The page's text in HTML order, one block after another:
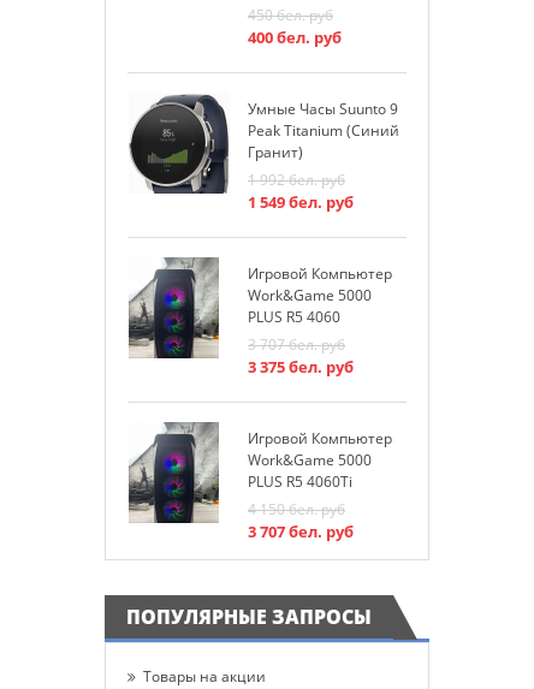
450бел. руб
400бел. руб
Умные Часы Suunto 9
Peak Titanium (синий
Гранит)
1 992бел. руб
1 549бел. руб
Игровой Компьютер
Work&Game 5000
PLUS R5 4060
3 707бел. руб
3 375бел. руб
Игровой Компьютер
Work&Game 5000
PLUS R5 4060Ti
4 150бел. руб
3 707бел. руб
ПОПУЛЯРНЫЕ ЗАПРОСЫ
Товары на акции